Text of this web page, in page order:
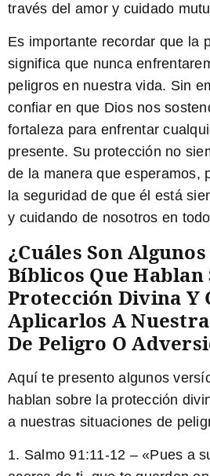
través del amor y cuidado
Es importante recordar que la
significa que nunca
peligros en nuestra vida. Sin
confiar en que Dios nos
fortaleza para enfrentar
presente. Su protección no
de la manera que esperamos,
la seguridad de que él está
y cuidando de nosotros en
¿Cuáles Son
Bíblicos Que Hablan
Protección Divina Y
Aplicarlos A
De Peligro O
Aquí te presento algunos
hablan sobre la protección
a nuestras situaciones de
1. Salmo 91:11-12 – «Pues a